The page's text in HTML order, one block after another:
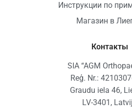
Инструкции по
Магазин в
Контакты
SIA “AGM
Reģ. Nr.:
Graudu iela 46,
LV-3401,